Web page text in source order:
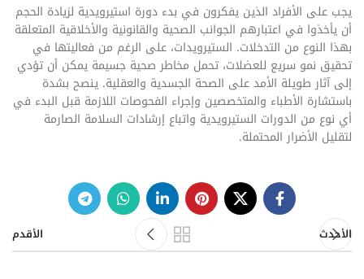
يجب على الأفراد الذين يفكرون في بدء دورة استيرويدية لزيادة الحجم
أن يأخذوا في اعتبارهم الجوانب الصحية والقانونية والأخلاقية المتعلقة
بهذا النوع من التدخلات. الستيرويدات، على الرغم من فعاليتها في
تحقيق نمو سريع للعضلات، تحمل مخاطر صحية جسيمة يمكن أن تؤدي
إلى آثار طويلة الأمد على الصحة الجسدية والعقلية. ينصح بشدة
باستشارة الأطباء والمتخصصين وإجراء الفحوصات اللازمة قبل البدء في
أي نوع من الدورات الستيرويدية واتباع إرشادات السلامة الصارمة
لتقليل الأضرار المحتملة.
الأحدث الأقدم